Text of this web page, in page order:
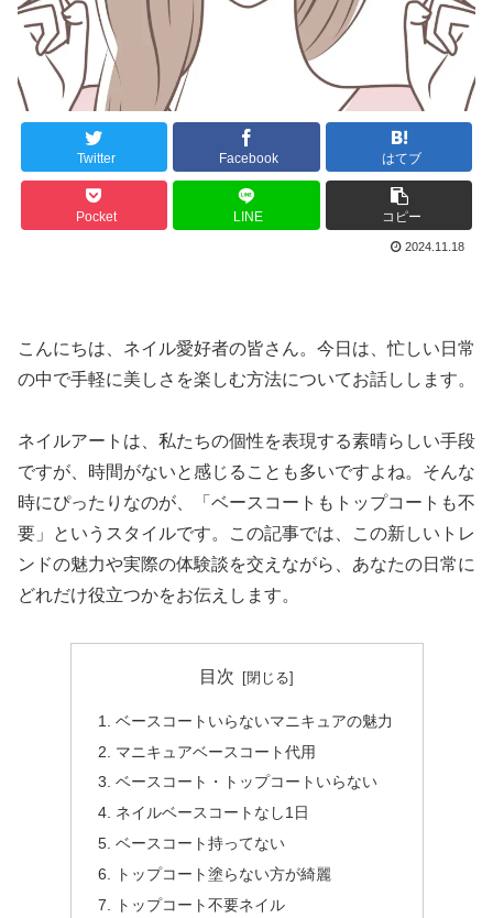
Twitter Facebook はてブ
Pocket LINE コピー
2024.11.18
こんにちは、ネイル愛好者の皆さん。今日は、忙しい日常
の中で手軽に美しさを楽しむ方法についてお話しします。
ネイルアートは、私たちの個性を表現する素晴らしい手段
ですが、時間がないと感じることも多いですよね。そんな
時にぴったりなのが、「ベースコートもトップコートも不
要」というスタイルです。この記事では、この新しいトレ
ンドの魅力や実際の体験談を交えながら、あなたの日常に
どれだけ役立つかをお伝えします。
目次
ベースコートいらないマニキュアの魅力
マニキュアベースコート代用
ベースコート・トップコートいらない
ネイルベースコートなし1日
ベースコート持ってない
トップコート塗らない方が綺麗
トップコート不要ネイル